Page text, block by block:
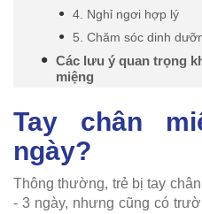
4. Nghỉ ngơi hợp lý
5. Chăm sóc dinh
Các lưu ý quan trọng
miệng
Tay chân
ngày?
Thông thường, trẻ bị tay
- 3 ngày, nhưng cũng có